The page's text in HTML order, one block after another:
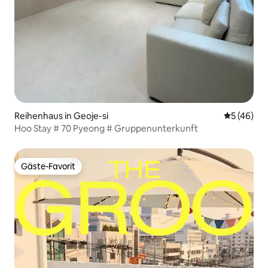
Reihenhaus in Geoje-si
5 (46)
Hoo Stay # 70 Pyeong # Gruppenunterkunft
Gäste-Favorit
Gäste-Favorit